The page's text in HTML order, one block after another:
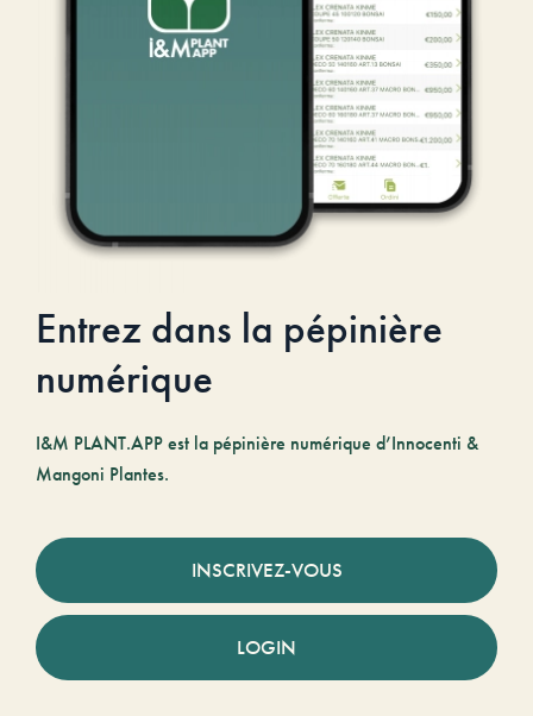
Entrez dans la pépinière
numérique
I&M PLANT.APP est la pépinière numérique d’Innocenti &
Mangoni Plantes.
INSCRIVEZ-VOUS
LOGIN